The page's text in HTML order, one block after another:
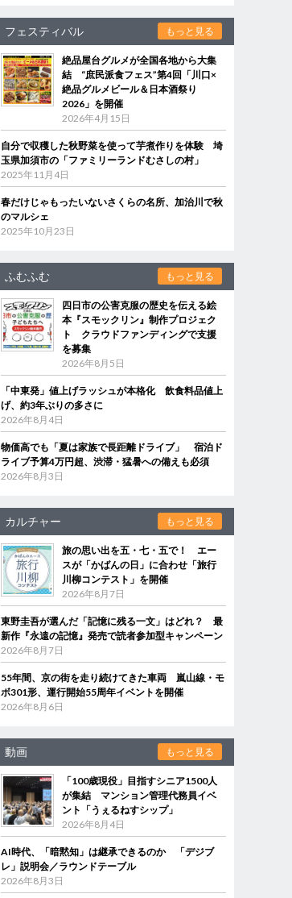
フェスティバル もっと見る
絶品屋台グルメが全国各地から大集
結 “庶民派食フェス”第4回「川口×
絶品グルメビール＆日本酒祭り
2026」を開催
2026年4月15日
自分で収穫した秋野菜を使って芋煮作りを体験 埼
玉県加須市の「ファミリーランドむさしの村」
2025年11月4日
春だけじゃもったいないさくらの名所、加治川で秋
のマルシェ
2025年10月23日
ふむふむ もっと見る
四日市の公害克服の歴史を伝える絵
本『スモックリン』制作プロジェク
ト クラウドファンディングで支援
を募集
2026年8月5日
「中東発」値上げラッシュが本格化 飲食料品値上
げ、約3年ぶりの多さに
2026年8月4日
物価高でも「夏は家族で長距離ドライブ」 宿泊ド
ライブ予算4万円超、渋滞・猛暑への備えも必須
2026年8月3日
カルチャー もっと見る
旅の思い出を五・七・五で！ エー
スが「かばんの日」に合わせ「旅行
川柳コンテスト」を開催
2026年8月7日
東野圭吾が選んだ「記憶に残る一文」はどれ？ 最
新作『永遠の記憶』発売で読者参加型キャンペーン
2026年8月7日
55年間、京の街を走り続けてきた車両 嵐山線・モ
ボ301形、運行開始55周年イベントを開催
2026年8月6日
動画 もっと見る
「100歳現役」目指すシニア1500人
が集結 マンション管理代務員イベ
ント「うぇるねすシップ」
2026年8月4日
AI時代、「暗黙知」は継承できるのか 「デジブ
レ」説明会／ラウンドテーブル
2026年8月3日